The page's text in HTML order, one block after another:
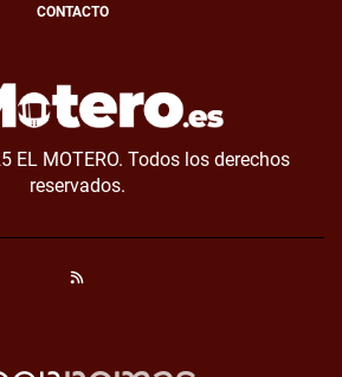
CONTACTO
EL MOTERO. Todos los derechos
reservados.